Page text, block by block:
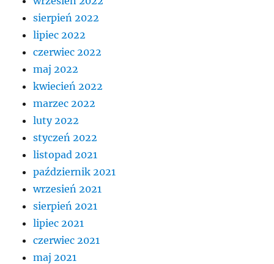
sierpień 2022
lipiec 2022
czerwiec 2022
maj 2022
kwiecień 2022
marzec 2022
luty 2022
styczeń 2022
listopad 2021
październik 2021
wrzesień 2021
sierpień 2021
lipiec 2021
czerwiec 2021
maj 2021